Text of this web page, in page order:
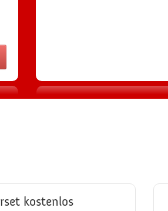
kostenlos